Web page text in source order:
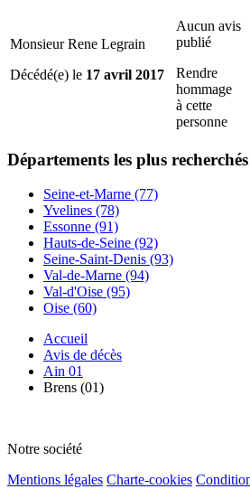
Monsieur Rene Legrain
Décédé(e) le 17 avril 2017
Aucun avis
publié
Rendre
hommage
à cette
personne
Départements les plus recherchés
Seine-et-Marne (77)
Yvelines (78)
Essonne (91)
Hauts-de-Seine (92)
Seine-Saint-Denis (93)
Val-de-Marne (94)
Val-d'Oise (95)
Oise (60)
Accueil
Avis de décès
Ain 01
Brens (01)
Notre société
Mentions légales Charte-cookies